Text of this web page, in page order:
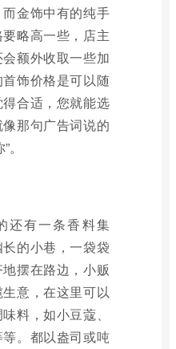
金饰中有的纯手
略高一些，店主
额外收取一些加
饰价格是可以随
合适，您就能选
那句广告词说的
还有一条香料集
的小巷，一袋袋
摆在路边，小贩
意，在这里可以
料，如小豆蔻、
。都以盎司或吨